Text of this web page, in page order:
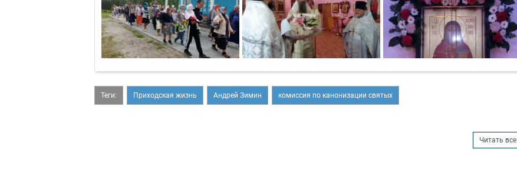
Теги: Приходская жизнь Андрей Зимин комиссия по канонизации святых
Читать все